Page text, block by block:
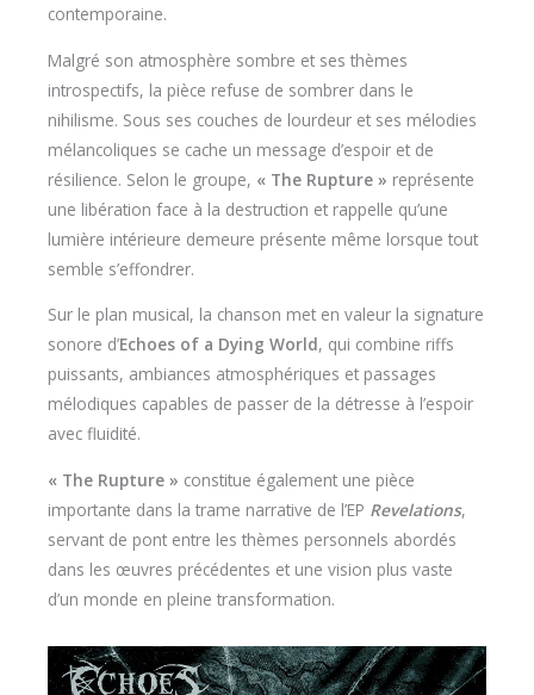
contemporaine.
Malgré son atmosphère sombre et ses thèmes
introspectifs, la pièce refuse de sombrer dans le
nihilisme. Sous ses couches de lourdeur et ses mélodies
mélancoliques se cache un message d’espoir et de
résilience. Selon le groupe, « The Rupture » représente
une libération face à la destruction et rappelle qu’une
lumière intérieure demeure présente même lorsque tout
semble s’effondrer.
Sur le plan musical, la chanson met en valeur la signature
sonore d’Echoes of a Dying World, qui combine riffs
puissants, ambiances atmosphériques et passages
mélodiques capables de passer de la détresse à l’espoir
avec fluidité.
« The Rupture » constitue également une pièce
importante dans la trame narrative de l’EP Revelations,
servant de pont entre les thèmes personnels abordés
dans les œuvres précédentes et une vision plus vaste
d’un monde en pleine transformation.